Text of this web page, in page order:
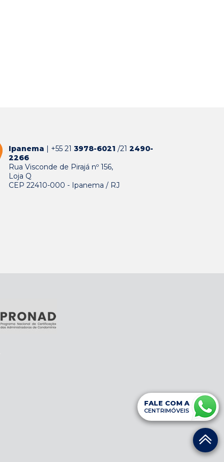
Ipanema | +55 21 3978-6021 /21 2490-
2266
Rua Visconde de Pirajá nº 156,
Loja Q
CEP 22410-000 - Ipanema / RJ
FALE COM A
CENTRIMÓVEIS